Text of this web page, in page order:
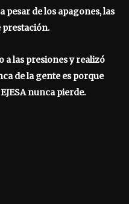
pesar de los apagones, las
prestación.
a las presiones y realizó
de la gente es porque
nunca pierde.